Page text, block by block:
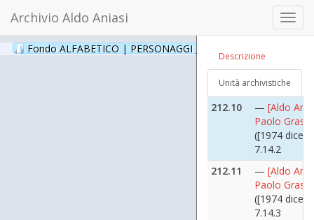
Archivio Aldo Aniasi
Fondo ALFABETICO | PERSONAGGI _ Archivio Fotografico
Descrizione
Unità archivistiche
7.14.16
[Aldo
([1975
12])
7.14.17
212.10
— [Aldo
Paolo
([1974
7.14.2
212.11
— [Aldo
Paolo
([1974
7.14.3